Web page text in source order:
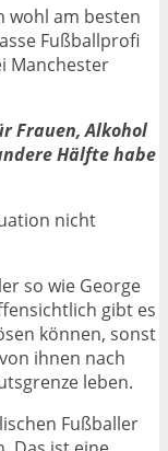
wohl am besten
Fußballprofi
Manchester
Frauen, Alkohol
Hälfte habe
nicht
so wie George
gibt es
können, sonst
ihnen nach
leben.
Fußballer